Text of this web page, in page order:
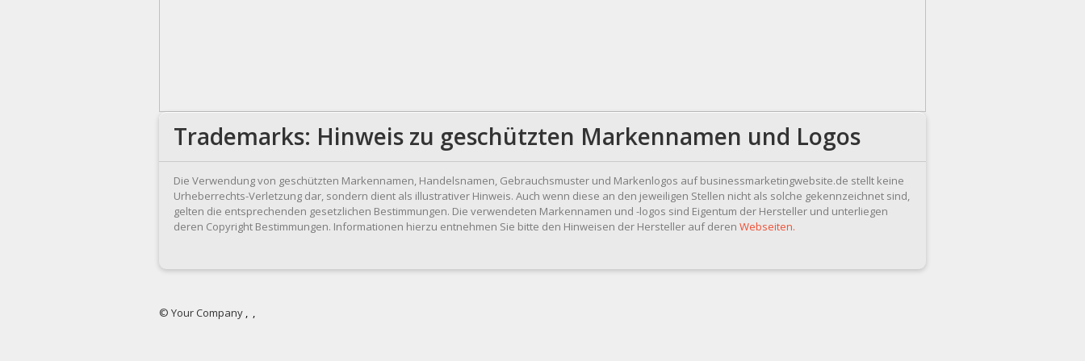
Trademarks: Hinweis zu geschützten Markennamen und Logos
Die Verwendung von geschützten Markennamen, Handelsnamen, Gebrauchsmuster und Markenlogos auf businessmarketingwebsite.de stellt keine
Urheberrechts-Verletzung dar, sondern dient als illustrativer Hinweis. Auch wenn diese an den jeweiligen Stellen nicht als solche gekennzeichnet sind,
gelten die entsprechenden gesetzlichen Bestimmungen. Die verwendeten Markennamen und -logos sind Eigentum der Hersteller und unterliegen
deren Copyright Bestimmungen. Informationen hierzu entnehmen Sie bitte den Hinweisen der Hersteller auf deren Webseiten.
© Your Company , ,